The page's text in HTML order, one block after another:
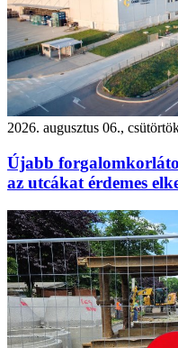
2026. augusztus 06.,
Újabb
az utcákat érdemes